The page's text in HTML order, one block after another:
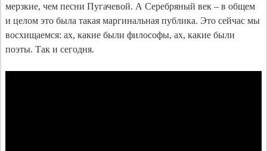
мерзкие, чем песни Пугачевой. А Серебряный век – в общем
и целом это была такая маргинальная публика. Это сейчас мы
восхищаемся: ах, какие были философы, ах, какие были
поэты. Так и сегодня.